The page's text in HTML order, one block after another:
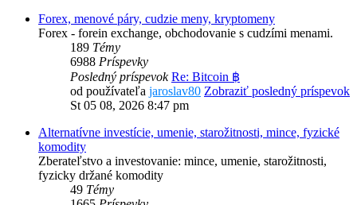
Forex, menové páry, cudzie meny, kryptomeny
Forex - forein exchange, obchodovanie s cudzími menami.
189 Témy
6988 Príspevky
Posledný príspevok Re: Bitcoin ฿
od používateľa jaroslav80 Zobraziť posledný príspevok
St 05 08, 2026 8:47 pm
Alternatívne investície, umenie, starožitnosti, mince, fyzické
komodity
Zberateľstvo a investovanie: mince, umenie, starožitnosti,
fyzicky držané komodity
49 Témy